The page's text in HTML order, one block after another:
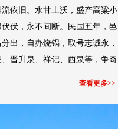
依旧。水甘土沃，盛产高粱小
伏，永不间断。民国五年，邑
出，自办烧锅，取号志诚永，
晋升泉、祥记、西泉等，争奇
查看更多>>